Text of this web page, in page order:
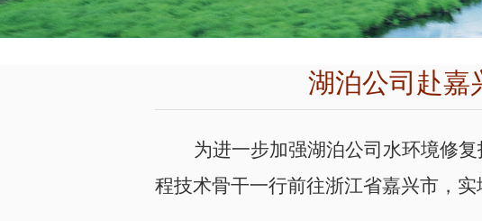
湖泊公司赴嘉
为进一步加强湖泊公司水环境修
程技术骨干一行前往浙江省嘉兴市，